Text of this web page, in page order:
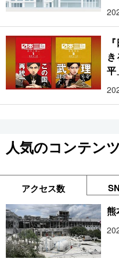
平
人気のコンテンツ
アクセス数
熊